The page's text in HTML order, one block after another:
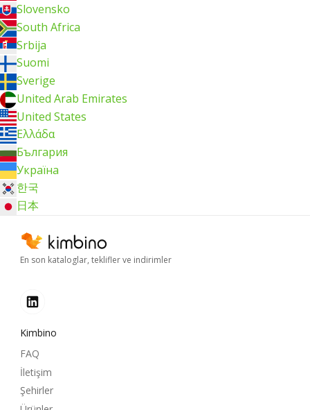
Slovensko
South Africa
Srbija
Suomi
Sverige
United Arab Emirates
United States
Ελλάδα
България
Україна
한국
日本
En son kataloglar, teklifler ve indirimler
Kimbino
FAQ
İletişim
Şehirler